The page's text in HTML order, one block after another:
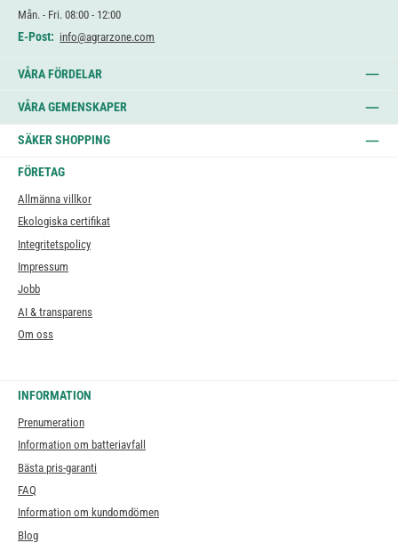
Mån. - Fri. 08:00 - 12:00
E-Post: info@agrarzone.com
VÅRA FÖRDELAR
VÅRA GEMENSKAPER
SÄKER SHOPPING
FÖRETAG
Allmänna villkor
Ekologiska certifikat
Integritetspolicy
Impressum
Jobb
AI & transparens
Om oss
INFORMATION
Prenumeration
Information om batteriavfall
Bästa pris-garanti
FAQ
Information om kundomdömen
Blog